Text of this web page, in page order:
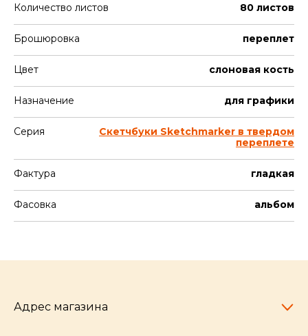
Количество листов 80 листов
Брошюровка переплет
Цвет слоновая кость
Назначение для графики
Серия
Скетчбуки Sketchmarker в твердом
переплете
Фактура гладкая
Фасовка альбом
Адрес магазина